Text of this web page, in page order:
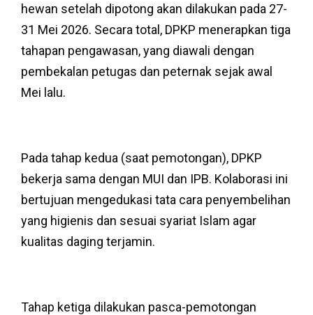
hewan setelah dipotong akan dilakukan pada 27-
31 Mei 2026. Secara total, DPKP menerapkan tiga
tahapan pengawasan, yang diawali dengan
pembekalan petugas dan peternak sejak awal
Mei lalu.
Pada tahap kedua (saat pemotongan), DPKP
bekerja sama dengan MUI dan IPB. Kolaborasi ini
bertujuan mengedukasi tata cara penyembelihan
yang higienis dan sesuai syariat Islam agar
kualitas daging terjamin.
Tahap ketiga dilakukan pasca-pemotongan